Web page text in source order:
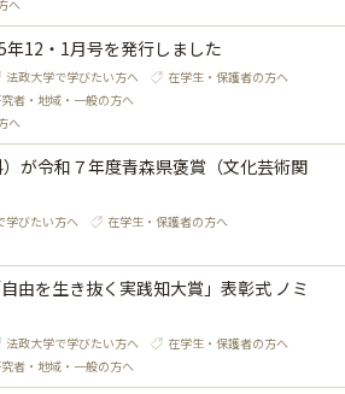
へ
年12・1月号を発行しました
法政大学で学びたい方へ
在学生・保護者の方へ
者・地域・一般の方へ
へ
が令和７年度青森県褒賞（文化芸術関
学びたい方へ
在学生・保護者の方へ
由を生き抜く実践知大賞」表彰式 ノミ
法政大学で学びたい方へ
在学生・保護者の方へ
者・地域・一般の方へ